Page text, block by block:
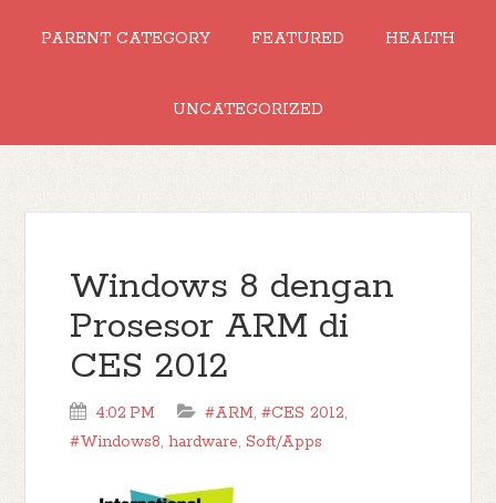
PARENT CATEGORY FEATURED HEALTH
UNCATEGORIZED
Windows 8 dengan
Prosesor ARM di
CES 2012
4:02 PM #ARM,#CES 2012,
#Windows8,hardware,Soft/Apps